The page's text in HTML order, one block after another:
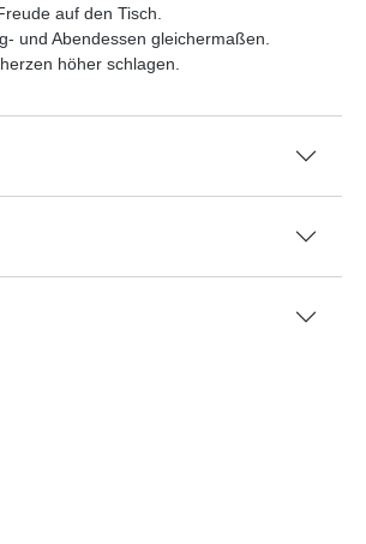
auf den Tisch.
und Abendessen gleichermaßen.
höher schlagen.